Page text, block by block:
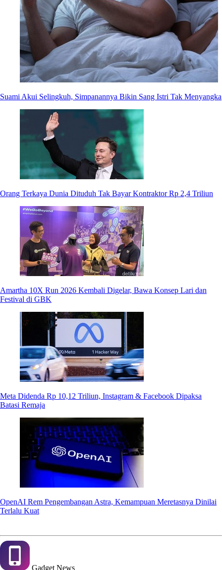
Suami Akui Selingkuh, Simpanannya Bikin Sang Istri Tak Menyangka
Orang Terkaya Dunia Dituduh Tak Bayar Kontraktor Rp 2,4 Triliun
Amartha 10X Run 2026 Kembali Digelar, Bawa Konsep Lari dan
Festival di GBK
Meta Didenda Rp 10,12 Triliun, Instagram & Facebook Dipaksa
Batasi Remaja
OpenAI Rem Pengembangan Astra, Kemampuan Meretasnya Dinilai
Terlalu Kuat
Gadget News